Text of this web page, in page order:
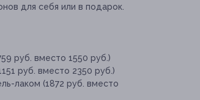
для себя или в подарок.
руб. вместо 1550 руб.)
руб. вместо 2350 руб.)
лаком (1872 руб. вместо